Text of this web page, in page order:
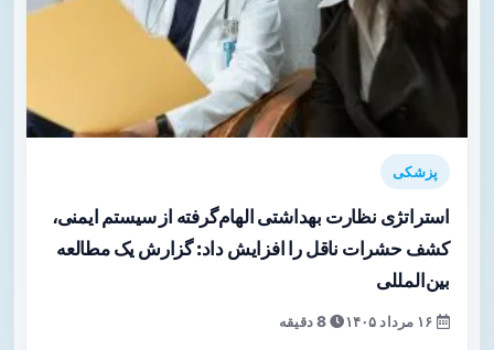
پزشکی
استراتژی نظارت بهداشتی الهام‌گرفته از سیستم ایمنی،
کشف حشرات ناقل را افزایش داد: گزارش یک مطالعه
بین‌المللی
8 دقیقه